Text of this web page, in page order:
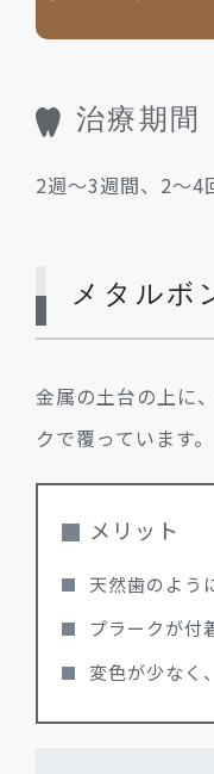
治療期間
2週～3週間、2～4
メタルボ
金属の土台の上に
クで覆っています。
メリット
天然歯のよう
プラークが付
変色が少なく